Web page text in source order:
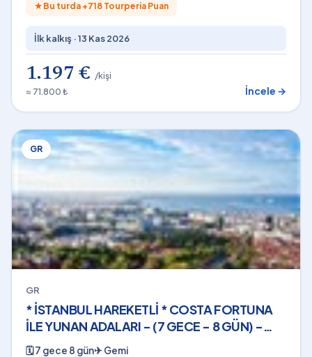
★ Bu turda +718 Tourperia Puan
İlk kalkış ·13 Kas 2026
1.197 € /kişi
≈ 71.800 ₺
İncele →
GR
GR
* İSTANBUL HAREKETLİ * COSTA FORTUNA
İLE YUNAN ADALARI - (7 GECE - 8 GÜN) -
2026
🗓7 gece 8 gün✈Gemi